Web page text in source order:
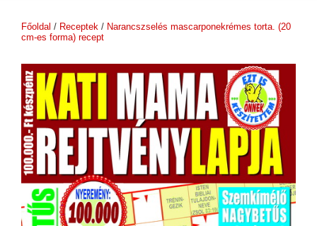
Főoldal / Receptek / Narancszselés mascarponekrémes torta. (20
cm-es forma) recept